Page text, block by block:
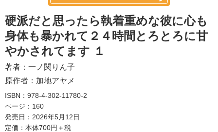
硬派だと思ったら執着重めな彼に心も
身体も暴かれて２４時間とろとろに甘
やかされてます １
著者： 一ノ関りん子
原作者： 加地アヤメ
ISBN：978-4-302-11780-2
ページ：160
発売日：2026年5月12日
定価：本体700円＋税